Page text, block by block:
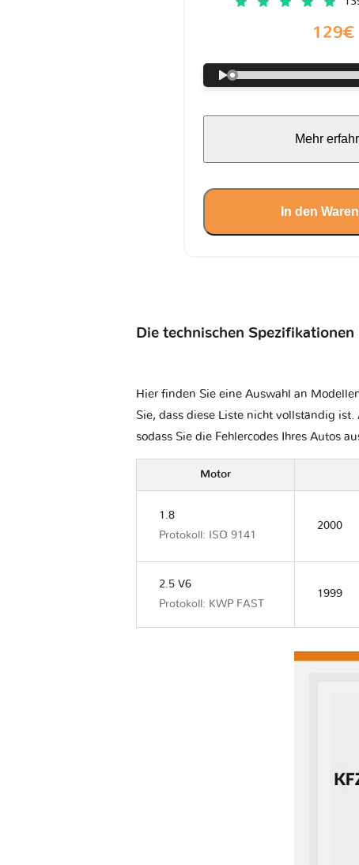
129€
Mehr
In den
Die technischen Spezifikationen
Hier finden Sie eine Auswahl an
Sie, dass diese Liste nicht vollständig
sodass Sie die Fehlercodes Ihres Autos
Motor
1.8
Protokoll: ISO 9141
2000
2.5 V6
Protokoll: KWP FAST
1999